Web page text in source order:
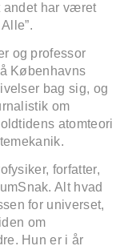
andet har været
og professor
Københavns
bag sig, og
om
atomteori
forfatter,
Alt hvad
for universet,
om
Hun er i år